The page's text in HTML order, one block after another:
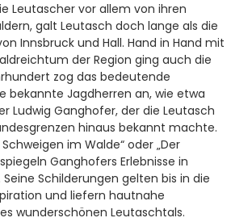
Leutascher vor allem von ihren
galt Leutasch doch lange als die
Innsbruck und Hall. Hand in Hand mit
der Region ging auch die
zog das bedeutende
bekannte Jagdherren an, wie etwa
Ludwig Ganghofer, der die Leutasch
hinaus bekannt machte.
im Walde“ oder „Der
Ganghofers Erlebnisse in
Schilderungen gelten bis in die
und liefern hautnahe
wunderschönen Leutaschtals.